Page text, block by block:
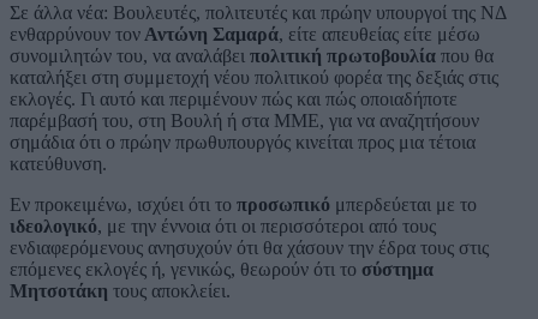
Σε άλλα νέα: Βουλευτές, πολιτευτές και πρώην υπουργοί της ΝΔ
ενθαρρύνουν τον Αντώνη Σαμαρά, είτε απευθείας είτε μέσω
συνομιλητών του, να αναλάβει πολιτική πρωτοβουλία που θα
καταλήξει στη συμμετοχή νέου πολιτικού φορέα της δεξιάς στις
εκλογές. Γι αυτό και περιμένουν πώς και πώς οποιαδήποτε
παρέμβασή του, στη Βουλή ή στα ΜΜΕ, για να αναζητήσουν
σημάδια ότι ο πρώην πρωθυπουργός κινείται προς μια τέτοια
κατεύθυνση.
Εν προκειμένω, ισχύει ότι το προσωπικό μπερδεύεται με το
ιδεολογικό, με την έννοια ότι οι περισσότεροι από τους
ενδιαφερόμενους ανησυχούν ότι θα χάσουν την έδρα τους στις
επόμενες εκλογές ή, γενικώς, θεωρούν ότι το σύστημα
Μητσοτάκη τους αποκλείει.